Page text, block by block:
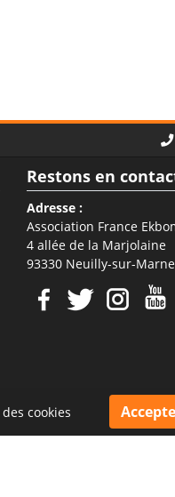
Restons en
Adresse :
Association France
4 allée de la Marjolaine
93330 Neuilly-sur-Marne
cookies